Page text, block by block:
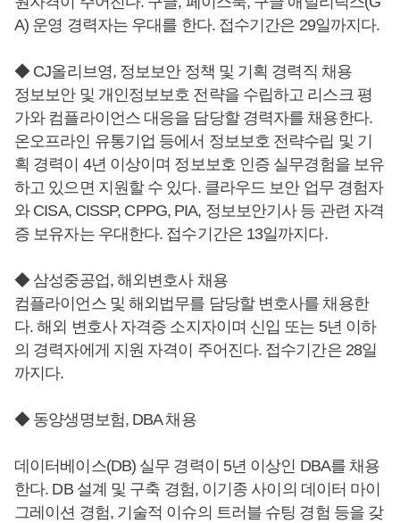
A) 운영 경력자는 우대를 한다. 접수기간은 29일까지다.
◆ CJ올리브영, 정보보안 정책 및 기획 경력직 채용
정보보안 및 개인정보보호 전략을 수립하고 리스크 평
가와 컴플라이언스 대응을 담당할 경력자를 채용한다.
온오프라인 유통기업 등에서 정보보호 전략수립 및 기
획 경력이 4년 이상이며 정보보호 인증 실무경험을 보유
하고 있으면 지원할 수 있다. 클라우드 보안 업무 경험자
와 CISA, CISSP, CPPG, PIA, 정보보안기사 등 관련 자격
증 보유자는 우대한다. 접수기간은 13일까지다.
◆ 삼성중공업, 해외변호사 채용
컴플라이언스 및 해외법무를 담당할 변호사를 채용한
다. 해외 변호사 자격증 소지자이며 신입 또는 5년 이하
의 경력자에게 지원 자격이 주어진다. 접수기간은 28일
까지다.
◆ 동양생명보험, DBA 채용
데이터베이스(DB) 실무 경력이 5년 이상인 DBA를 채용
한다. DB 설계 및 구축 경험, 이기종 사이의 데이터 마이
그레이션 경험, 기술적 이슈의 트러블 슈팅 경험 등을 갖